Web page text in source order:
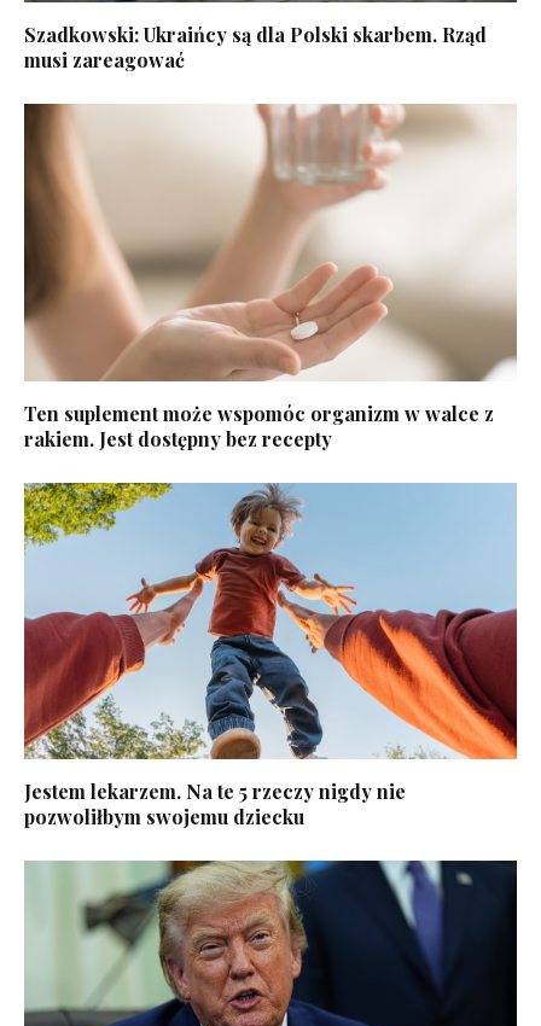
Szadkowski: Ukraińcy są dla Polski skarbem. Rząd
musi zareagować
Ten suplement może wspomóc organizm w walce z
rakiem. Jest dostępny bez recepty
Jestem lekarzem. Na te 5 rzeczy nigdy nie
pozwoliłbym swojemu dziecku